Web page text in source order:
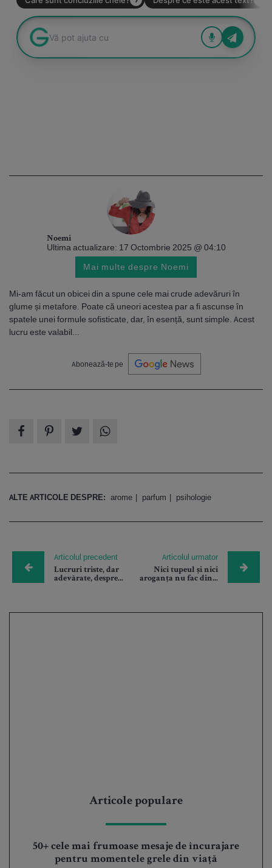
Noemi
Ultima actualizare: 17 Octombrie 2025 @ 04:10
Mai multe despre Noemi
Mi-am făcut un obicei din a spune cele mai crude adevăruri în
glume și metafore. Poate că uneori acestea par a fi ascunse în
spatele unei formule sofisticate, dar, în esență, sunt simple. Acest
lucru este valabil...
Abonează-te pe
ALTE ARTICOLE DESPRE: arome parfum psihologie
Articolul precedent
Lucruri triste, dar
adevărate, despre...
Articolul urmator
Nici tupeul și nici
aroganța nu fac din...
Articole populare
50+ cele mai frumoase mesaje de încurajare
pentru momentele grele din viață